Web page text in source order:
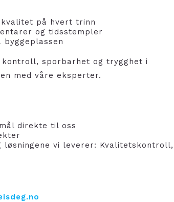
på hvert trinn
og tidsstempler
sporbarhet og trygghet i
med våre eksperter.
direkte til oss
vi leverer: Kvalitetskontroll,